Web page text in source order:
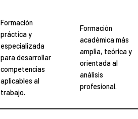
Formación
práctica y
especializada
para desarrollar
competencias
aplicables al
trabajo.
Formación
académica más
amplia, teórica y
orientada al
análisis
profesional.